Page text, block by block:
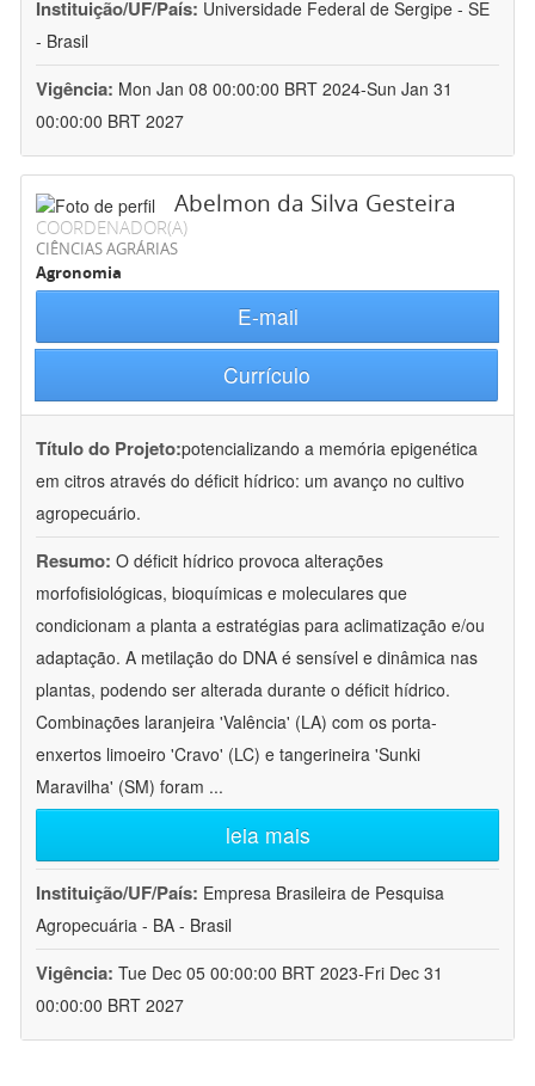
Instituição/UF/País: Universidade Federal de Sergipe - SE
- Brasil
Vigência: Mon Jan 08 00:00:00 BRT 2024-Sun Jan 31
00:00:00 BRT 2027
Abelmon da Silva Gesteira
COORDENADOR(A)
CIÊNCIAS AGRÁRIAS
Agronomia
E-mail
Currículo
Título do Projeto:potencializando a memória epigenética
em citros através do déficit hídrico: um avanço no cultivo
agropecuário.
Resumo: O déficit hídrico provoca alterações
morfofisiológicas, bioquímicas e moleculares que
condicionam a planta a estratégias para aclimatização e/ou
adaptação. A metilação do DNA é sensível e dinâmica nas
plantas, podendo ser alterada durante o déficit hídrico.
Combinações laranjeira 'Valência' (LA) com os porta-
enxertos limoeiro 'Cravo' (LC) e tangerineira 'Sunki
Maravilha' (SM) foram ...
leia mais
Instituição/UF/País: Empresa Brasileira de Pesquisa
Agropecuária - BA - Brasil
Vigência: Tue Dec 05 00:00:00 BRT 2023-Fri Dec 31
00:00:00 BRT 2027